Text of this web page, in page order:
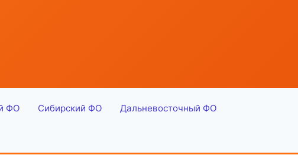
ФО Сибирский ФО Дальневосточный ФО